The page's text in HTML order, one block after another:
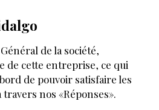
de la société,
de cette entreprise, ce qui
de pouvoir satisfaire les
nos «Réponses».